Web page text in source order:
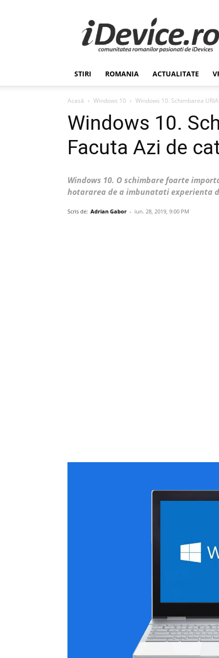
Stiri
de
Ultima
Ora
Romania,
Economie,
iDevice.ro
STIRI ROMANIA ACTUALITATE
Acasă Windows 10 Windows 10. Schimbarea
Windows 10.
Facuta Azi de
Windows 10. O schimbare foarte
hotararea de a imbunatati experienta
Scris de: Adrian Gabor - iun. 28, 2019, 9:00 PM